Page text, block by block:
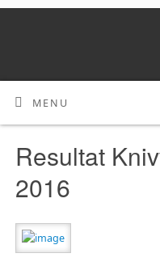
MENU
Resultat
2016